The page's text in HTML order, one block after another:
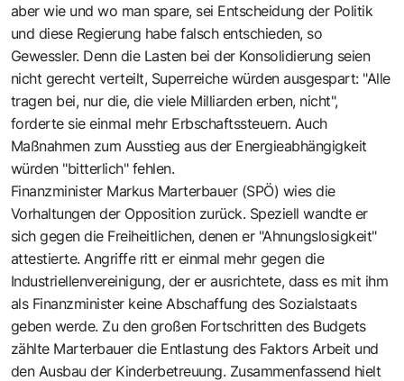
aber wie und wo man spare, sei Entscheidung der Politik
und diese Regierung habe falsch entschieden, so
Gewessler. Denn die Lasten bei der Konsolidierung seien
nicht gerecht verteilt, Superreiche würden ausgespart: "Alle
tragen bei, nur die, die viele Milliarden erben, nicht",
forderte sie einmal mehr Erbschaftssteuern. Auch
Maßnahmen zum Ausstieg aus der Energieabhängigkeit
würden "bitterlich" fehlen.
Finanzminister Markus Marterbauer (SPÖ) wies die
Vorhaltungen der Opposition zurück. Speziell wandte er
sich gegen die Freiheitlichen, denen er "Ahnungslosigkeit"
attestierte. Angriffe ritt er einmal mehr gegen die
Industriellenvereinigung, der er ausrichtete, dass es mit ihm
als Finanzminister keine Abschaffung des Sozialstaats
geben werde. Zu den großen Fortschritten des Budgets
zählte Marterbauer die Entlastung des Faktors Arbeit und
den Ausbau der Kinderbetreuung. Zusammenfassend hielt